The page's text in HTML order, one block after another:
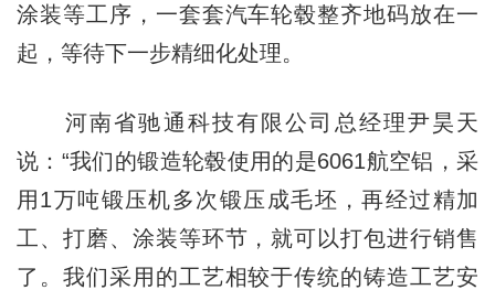
涂装等工序，一套套汽车轮毂整齐地码放在一
起，等待下一步精细化处理。
河南省驰通科技有限公司总经理尹昊天
说：“我们的锻造轮毂使用的是6061航空铝，采
用1万吨锻压机多次锻压成毛坯，再经过精加
工、打磨、涂装等环节，就可以打包进行销售
了。我们采用的工艺相较于传统的铸造工艺安